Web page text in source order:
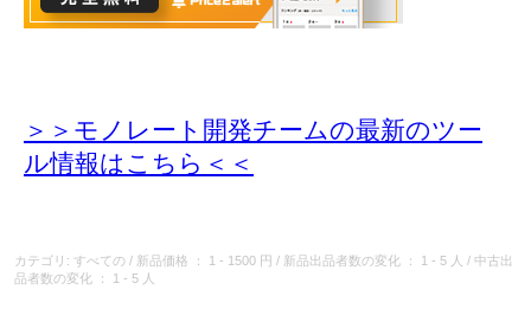
＞＞モノレート開発チームの最新のツー
ル情報はこちら＜＜
カテゴリ: すべての / 新品価格 ： 1 - 1500 円 / 新品出品者数の変化 ： 1 - 5 人 / 中古出
品者数の変化
： 1 - 5 人